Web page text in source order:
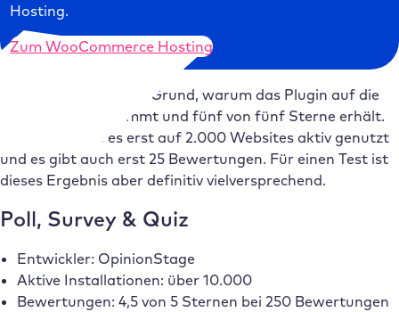
Hosting.
Zum WooCommerce Hosting
Das ist wohl auch ein Grund, warum das Plugin auf die
volle Punktzahl kommt und fünf von fünf Sterne erhält.
Allerdings wird es erst auf 2.000 Websites aktiv genutzt
und es gibt auch erst 25 Bewertungen. Für einen Test ist
dieses Ergebnis aber definitiv vielversprechend.
Poll, Survey & Quiz
Entwickler: OpinionStage
Aktive Installationen: über 10.000
Bewertungen: 4,5 von 5 Sternen bei 250 Bewertungen